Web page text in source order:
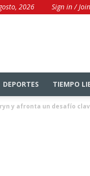
2026
Sign in / Join
DEPORTES TIEMPO
y afronta un desafío